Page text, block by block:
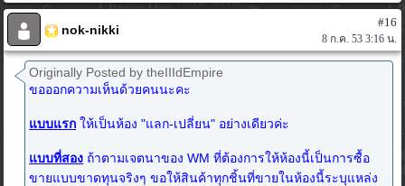
nok-nikki
#16
8 ก.ค. 53 3:16 น.
Originally Posted by theIIIdEmpire
ขอออกความเห็นด้วยคนนะคะ
แบบแรก ให้เป็นห้อง "แลก-เปลี่ยน" อย่างเดียวค่ะ
แบบที่สอง ถ้าตามเจตนาของ WM ที่ต้องการให้ห้องนี้เป็นการซื้อ
ขายแบบขาดทุนจริงๆ ขอให้สินค้าทุกชิ้นที่ขายในห้องนี้ระบุแหล่ง